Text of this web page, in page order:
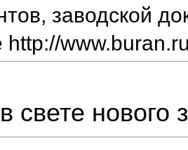
заводской
http://
свете нового